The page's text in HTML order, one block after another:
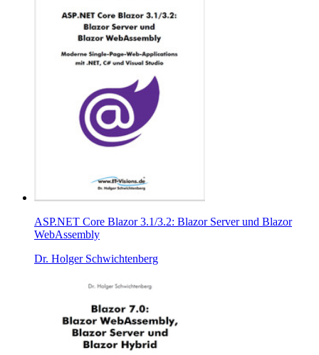
ASP.NET Core Blazor 3.1/3.2: Blazor Server und Blazor
WebAssembly
Dr. Holger Schwichtenberg